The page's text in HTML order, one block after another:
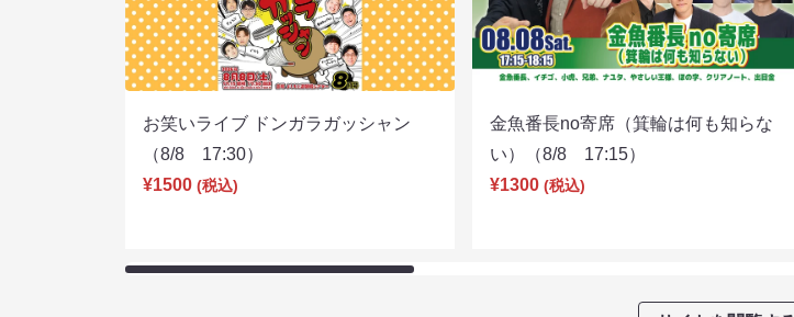
お笑いライブ ドンガラガッシャン
（8/8 17:30）
¥1500 (税込)
金魚番長no寄席（箕輪は何も知らな
い）（8/8 17:15）
¥1300 (税込)